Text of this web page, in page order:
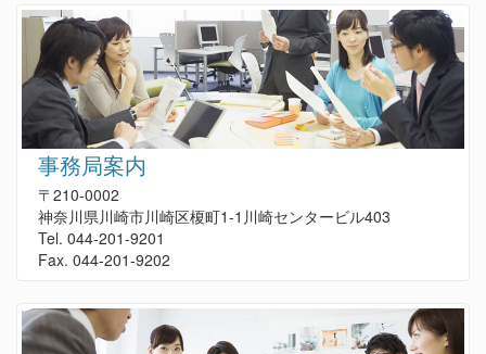
事務局案内
〒210-0002
神奈川県川崎市川崎区榎町1-1川崎センタービル403
Tel. 044-201-9201
Fax. 044-201-9202